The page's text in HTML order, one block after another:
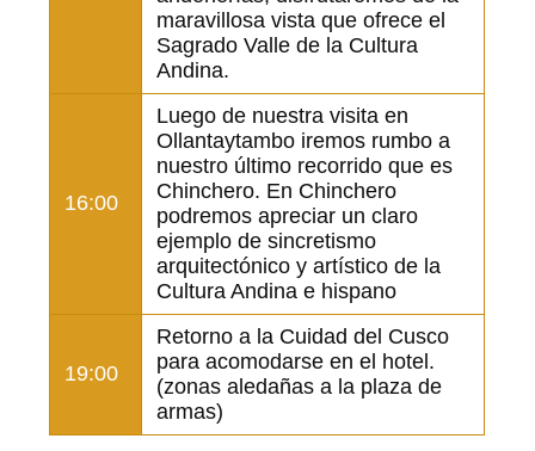
maravillosa vista que ofrece el
Sagrado Valle de la Cultura
Andina.
16:00
Luego de nuestra visita en
Ollantaytambo iremos rumbo a
nuestro último recorrido que es
Chinchero. En Chinchero
podremos apreciar un claro
ejemplo de sincretismo
arquitectónico y artístico de la
Cultura Andina e hispano
19:00
Retorno a la Cuidad del Cusco
para acomodarse en el hotel.
(zonas aledañas a la plaza de
armas)